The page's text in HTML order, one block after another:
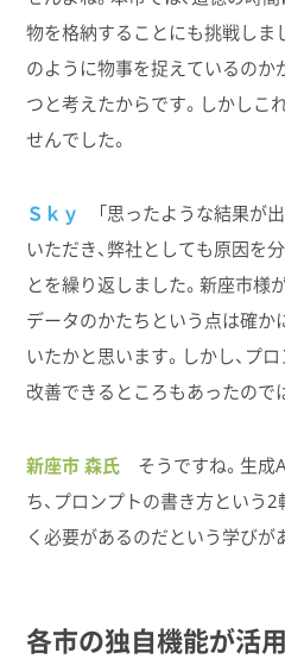
物を格納することにも挑戦しま
のように物事を捉えているのか
つと考えたからです。しかしこ
せんでした。
Ｓｋｙ
「思ったような結果が
いただき、弊社としても原因を
とを繰り返しました。新座市様
データのかたちという点は確か
いたかと思います。しかし、プ
改善できるところもあったので
新座市 森氏 そうですね。生成
ち、プロンプトの書き方という
く必要があるのだという学びが
各市の​独自機能が​活